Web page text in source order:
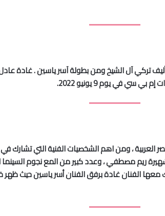
آل الشيخ ومن بطولة آسر ياسين . غادة
، ومن اهم الشخصيات الفنية التي تشارك
ريم مصطفي ، وعدد كبير من المع نجوم
معها الفنان غادة برفق الفنان أسر ياسين